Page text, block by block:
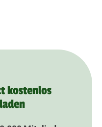
kostenlos